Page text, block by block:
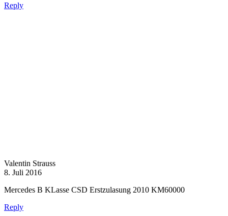
Reply
Valentin Strauss
8. Juli 2016
Mercedes B KLasse CSD Erstzulasung 2010 KM60000
Reply